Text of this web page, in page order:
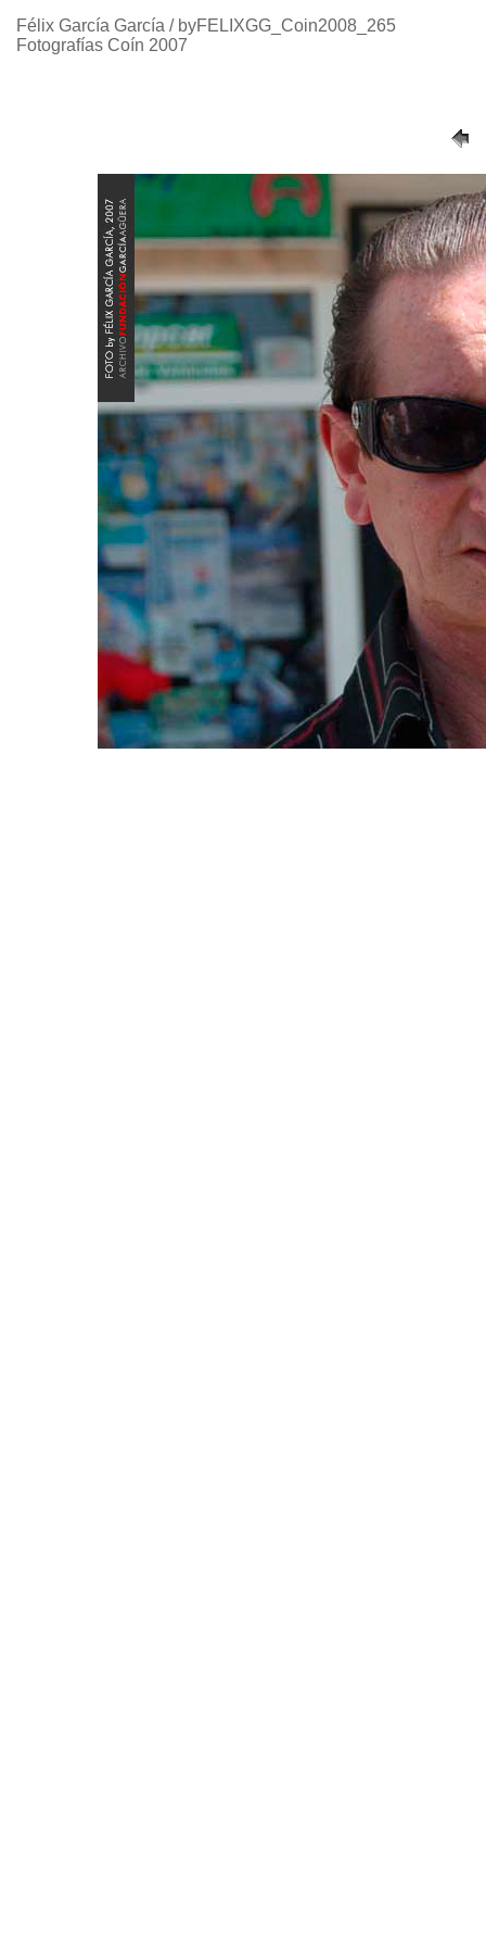
Félix García García / byFELIXGG_Coin2008_265
Fotografías Coín 2007